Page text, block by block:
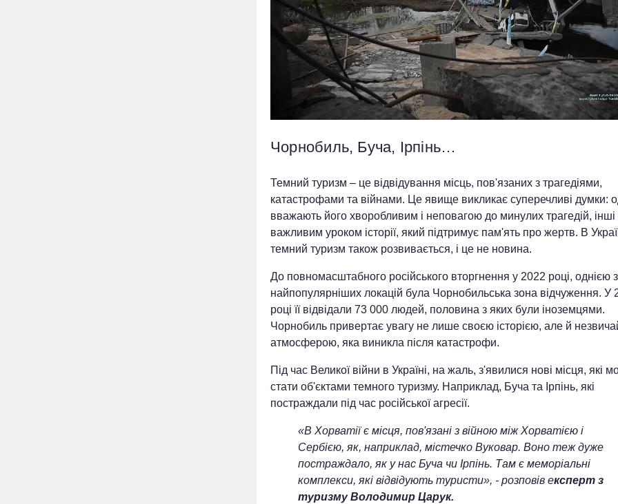
Чорнобиль, Буча, Ірпінь…
Темний туризм – це відвідування місць, пов'язаних з трагедіями,
катастрофами та війнами. Це явище викликає суперечливі думки:
вважають його хворобливим і неповагою до минулих трагедій, інші
важливим уроком історії, який підтримує пам'ять про жертв. В
темний туризм також розвивається, і це не новина.
До повномасштабного російського вторгнення у 2022 році, однією з
найпопулярніших локацій була Чорнобильська зона відчуження. У
році її відвідали 73 000 людей, половина з яких були іноземцями.
Чорнобиль привертає увагу не лише своєю історією, але й
атмосферою, яка виникла після катастрофи.
Під час Великої війни в Україні, на жаль, з'явилися нові місця, які
стати об'єктами темного туризму. Наприклад, Буча та Ірпінь, які
постраждали під час російської агресії.
«В Хорватії є місця, пов'язані з війною між Хорватією і
Сербією, як, наприклад, містечко Вуковар. Воно теж дуже
постраждало, як у нас Буча чи Ірпінь. Там є меморіальні
комплекси, які відвідують туристи», - розповів експерт з
туризму Володимир Царук.